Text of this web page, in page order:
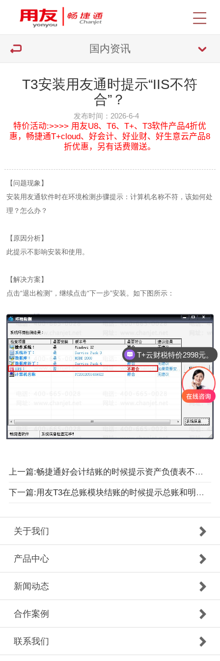
国内资讯
T3安装用友通时提示“IIS不符
合”？
发布时间：2026-6-4
特价活动:>>>> 用友U8、T6、T+、T3软件产品4折优
惠，畅捷通T+cloud、好会计、好业财、好生意云产品8
折优惠，另有话费赠送。
【问题现象】
安装用友通软件时在环境检测步骤提示：计算机名称不符，该如何处
理？怎么办？
【原因分析】
此提示不影响安装和使用。
【解决方案】
点击“退出检测”，继续点击“下一步”安装。如下图所示：
上一篇:畅捷通好会计结账的时候提示资产负债表不平衡
下一篇:用友T3在总账模块结账的时候提示总账和明细账对账不平结不了账
关于我们
产品中心
新闻动态
合作案例
联系我们
T+云财税特价2998元。